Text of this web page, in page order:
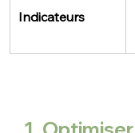
Indicateurs